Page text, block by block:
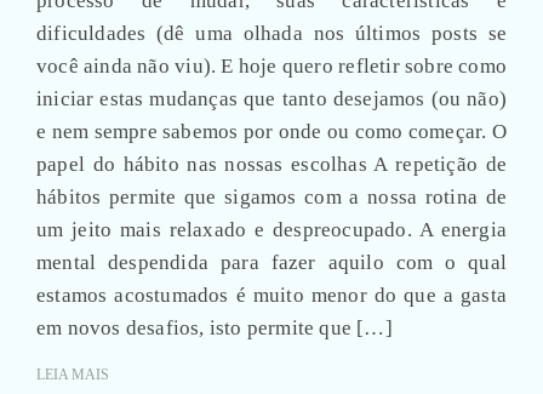
dificuldades (dê uma olhada nos últimos posts se
você ainda não viu). E hoje quero refletir sobre como
iniciar estas mudanças que tanto desejamos (ou não)
e nem sempre sabemos por onde ou como começar. O
papel do hábito nas nossas escolhas A repetição de
hábitos permite que sigamos com a nossa rotina de
um jeito mais relaxado e despreocupado. A energia
mental despendida para fazer aquilo com o qual
estamos acostumados é muito menor do que a gasta
em novos desafios, isto permite que […]
LEIA MAIS